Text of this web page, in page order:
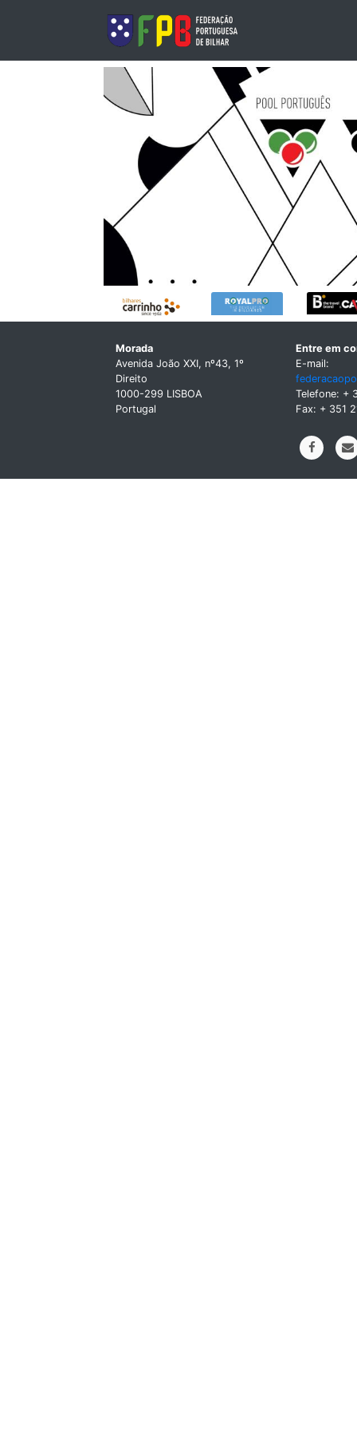
Morada
Avenida João XXI, nº43, 1º
Direito
1000-299 LISBOA
Portugal
Entre em
E-mail:
Telefone: +
Fax: + 351